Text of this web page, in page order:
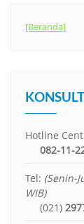
[Beranda]
Hotline
082-11-
Tel: (Senin-
WIB)
(021)